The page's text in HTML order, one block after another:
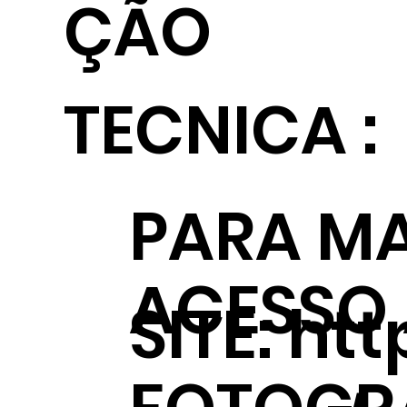
PARA
SITE:
ÇÃO
TECNICA :